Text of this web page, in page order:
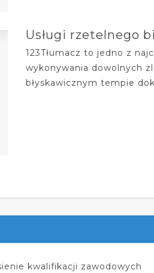
Usługi rzetelnego
123Tłumacz to jedno z
wykonywania dowolnych
błyskawicznym tempie
kwalifikacji zawodowych